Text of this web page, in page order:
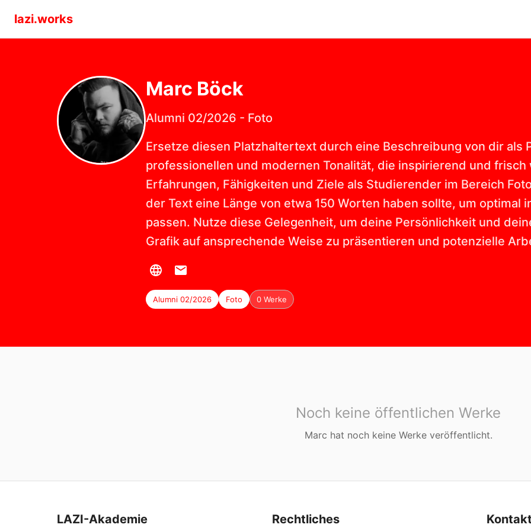
lazi.works
Marc Böck
Alumni 02/2026 - Foto
Ersetze diesen Platzhaltertext durch eine Beschreibung von dir als
professionellen und modernen Tonalität, die inspirierend und
Erfahrungen, Fähigkeiten und Ziele als Studierender im Bereich
der Text eine Länge von etwa 150 Worten haben sollte, um optimal
passen. Nutze diese Gelegenheit, um deine Persönlichkeit und
Grafik auf ansprechende Weise zu präsentieren und potenzielle
Alumni 02/2026 Foto 0 Werke
Noch keine öffentlichen Werke
Marc hat noch keine Werke veröffentlicht.
LAZI-Akademie Rechtliches